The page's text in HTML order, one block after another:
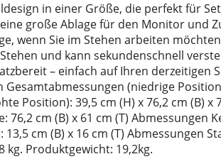
in einer Größe, die perfekt für
große Ablage für den Monitor und
wenn Sie im Stehen arbeiten
und kann sekundenschnell
– einfach auf Ihren derzeitigen
(niedrige
Position): 39,5 cm (H) x 76,2 cm (B) x
cm (B) x 61 cm (T) Abmessungen
cm (B) x 16 cm (T) Abmessungen
kg. Produktgewicht: 19,2kg.